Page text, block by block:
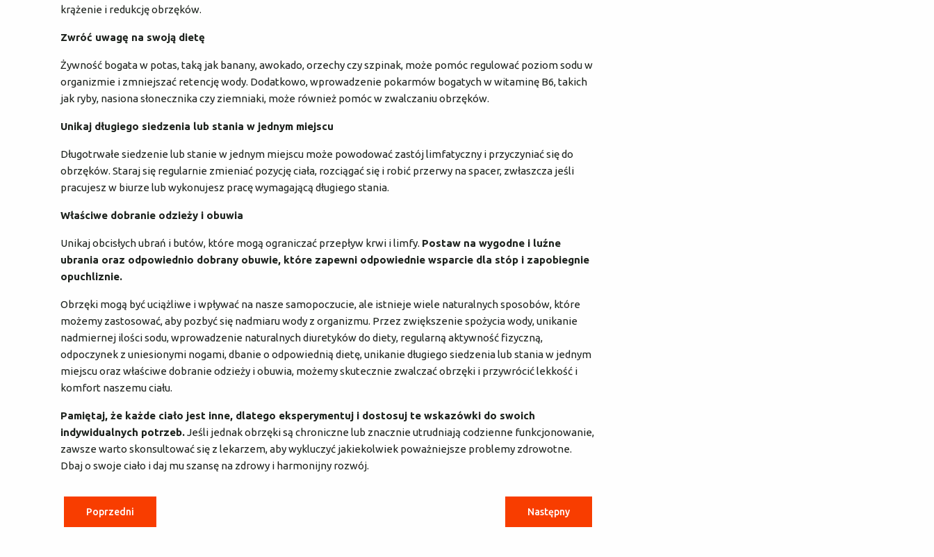
krążenie i redukcję obrzęków.
Zwróć uwagę na swoją dietę
Żywność bogata w potas, taką jak banany, awokado, orzechy czy szpinak, może pomóc regulować poziom sodu w
organizmie i zmniejszać retencję wody. Dodatkowo, wprowadzenie pokarmów bogatych w witaminę B6, takich
jak ryby, nasiona słonecznika czy ziemniaki, może również pomóc w zwalczaniu obrzęków.
Unikaj długiego siedzenia lub stania w jednym miejscu
Długotrwałe siedzenie lub stanie w jednym miejscu może powodować zastój limfatyczny i przyczyniać się do
obrzęków. Staraj się regularnie zmieniać pozycję ciała, rozciągać się i robić przerwy na spacer, zwłaszcza jeśli
pracujesz w biurze lub wykonujesz pracę wymagającą długiego stania.
Właściwe dobranie odzieży i obuwia
Unikaj obcisłych ubrań i butów, które mogą ograniczać przepływ krwi i limfy. Postaw na wygodne i luźne
ubrania oraz odpowiednio dobrany obuwie, które zapewni odpowiednie wsparcie dla stóp i zapobiegnie
opuchliznie.
Obrzęki mogą być uciążliwe i wpływać na nasze samopoczucie, ale istnieje wiele naturalnych sposobów, które
możemy zastosować, aby pozbyć się nadmiaru wody z organizmu. Przez zwiększenie spożycia wody, unikanie
nadmiernej ilości sodu, wprowadzenie naturalnych diuretyków do diety, regularną aktywność fizyczną,
odpoczynek z uniesionymi nogami, dbanie o odpowiednią dietę, unikanie długiego siedzenia lub stania w jednym
miejscu oraz właściwe dobranie odzieży i obuwia, możemy skutecznie zwalczać obrzęki i przywrócić lekkość i
komfort naszemu ciału.
Pamiętaj, że każde ciało jest inne, dlatego eksperymentuj i dostosuj te wskazówki do swoich
indywidualnych potrzeb.Jeśli jednak obrzęki są chroniczne lub znacznie utrudniają codzienne funkcjonowanie,
zawsze warto skonsultować się z lekarzem, aby wykluczyć jakiekolwiek poważniejsze problemy zdrowotne.
Dbaj o swoje ciało i daj mu szansę na zdrowy i harmonijny rozwój.
Poprzedni Następny